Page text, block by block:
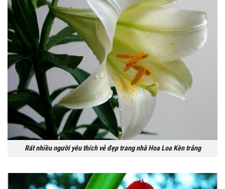
Rất nhiều người yêu thích vẻ đẹp trang nhã Hoa Loa Kèn trắng